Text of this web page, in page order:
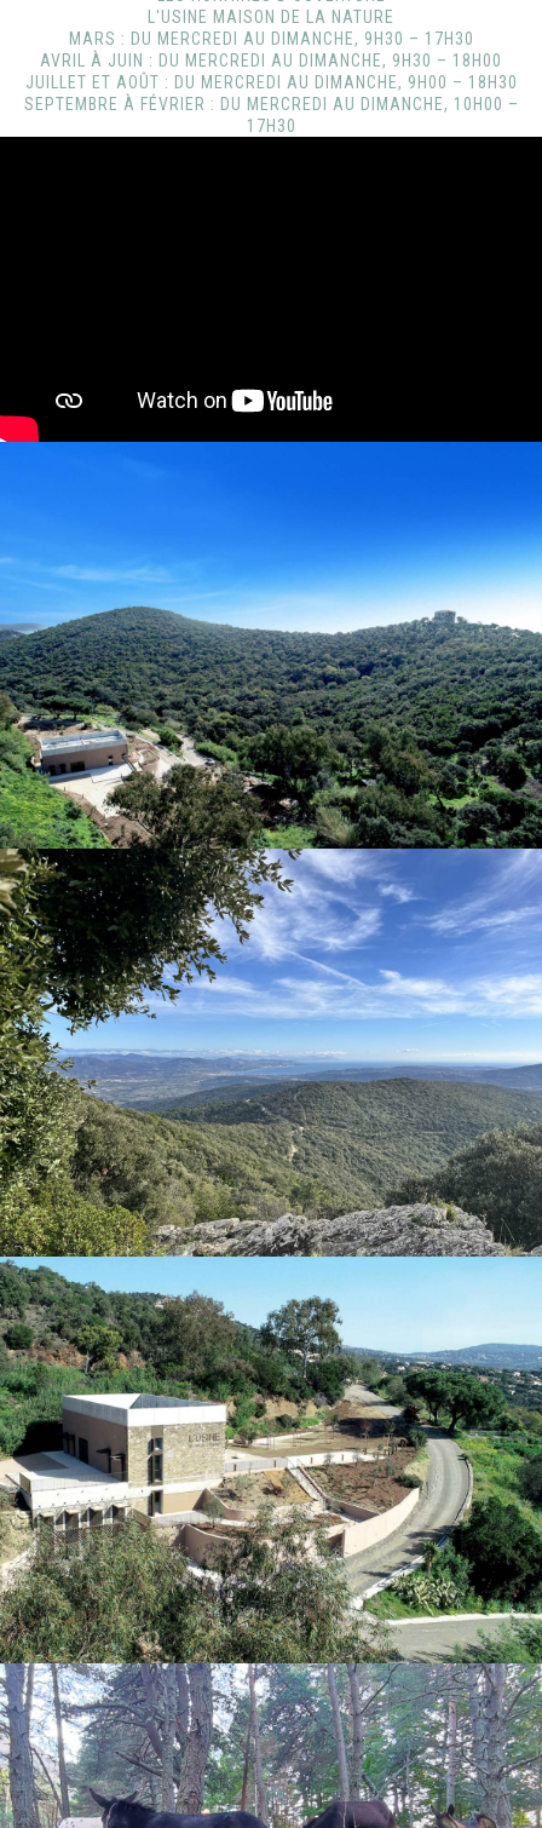
L'USINE MAISON DE LA NATURE
MARS : DU MERCREDI AU DIMANCHE, 9H30 – 17H30
AVRIL À JUIN : DU MERCREDI AU DIMANCHE, 9H30 – 18H00
JUILLET ET AOÛT : DU MERCREDI AU DIMANCHE, 9H00 – 18H30
SEPTEMBRE À FÉVRIER : DU MERCREDI AU DIMANCHE, 10H00 –
17H30